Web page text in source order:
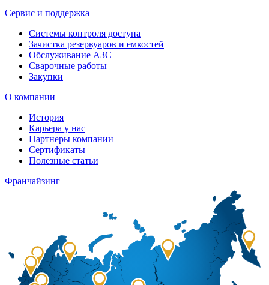
Сервис и поддержка
Системы контроля доступа
Зачистка резервуаров и емкостей
Обслуживание АЗС
Сварочные работы
Закупки
О компании
История
Карьера у нас
Партнеры компании
Сертификаты
Полезные статьи
Франчайзинг